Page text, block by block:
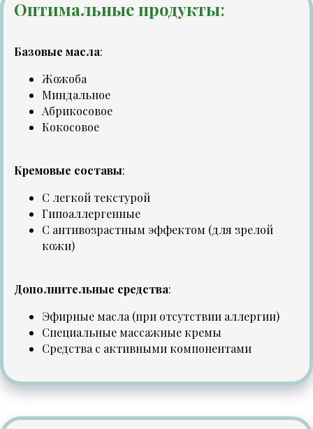
Оптимальные продукты:
Базовые масла:
Жожоба
Миндальное
Абрикосовое
Кокосовое
Кремовые составы:
С легкой текстурой
Гипоаллергенные
С антивозрастным эффектом (для зрелой
кожи)
Дополнительные средства:
Эфирные масла (при отсутствии аллергии)
Специальные массажные кремы
Средства с активными компонентами